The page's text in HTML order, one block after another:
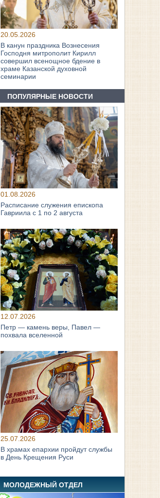
20.05.2026
В канун праздника Вознесения
Господня митрополит Кирилл
совершил всенощное бдение в
храме Казанской духовной
семинарии
ПОПУЛЯРНЫЕ НОВОСТИ
01.08.2026
Расписание служения епископа
Гавриила с 1 по 2 августа
12.07.2026
Петр — камень веры, Павел —
похвала вселенной
25.07.2026
В храмах епархии пройдут службы
в День Крещения Руси
МОЛОДЕЖНЫЙ ОТДЕЛ